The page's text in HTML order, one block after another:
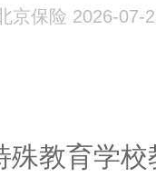
京保险 2026-07-
殊教育学